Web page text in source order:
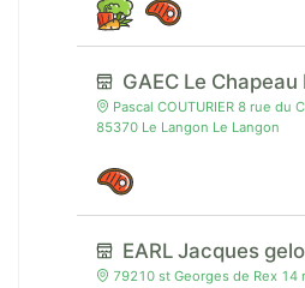
GAEC Le Chapeau
Pascal COUTURIER 8 rue du
85370 Le Langon Le Langon
EARL Jacques
79210 st Georges de Rex